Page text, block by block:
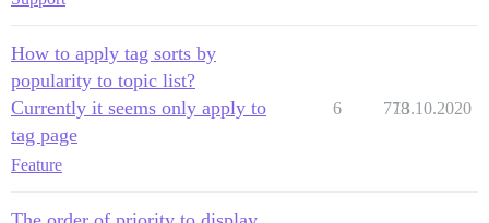
How to apply tag sorts by
popularity to topic list?
Currently it seems only apply to
tag page
Feature
6 778
13.10.2020